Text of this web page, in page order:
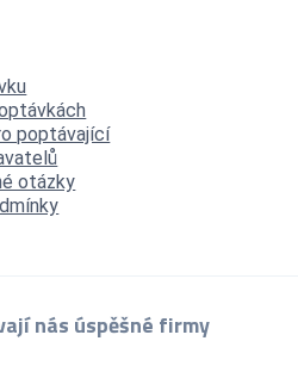
poptávající
otázky
nás úspěšné firmy